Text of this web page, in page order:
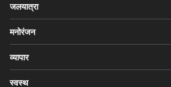
जलयात्रा
मनोरंजन
व्यापार
स्वस्थ